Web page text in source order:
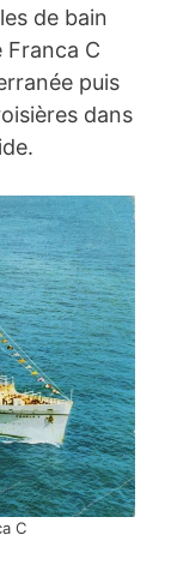
de bain
Franca C
puis
dans
C